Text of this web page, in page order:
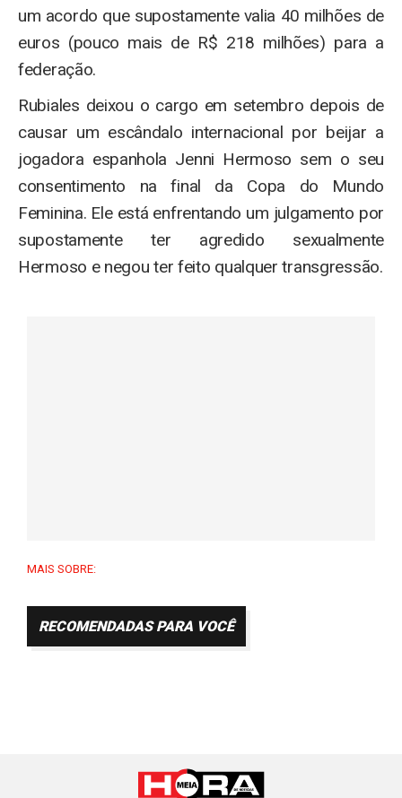
um acordo que supostamente valia 40 milhões de
euros (pouco mais de R$ 218 milhões) para a
federação.
Rubiales deixou o cargo em setembro depois de
causar um escândalo internacional por beijar a
jogadora espanhola Jenni Hermoso sem o seu
consentimento na final da Copa do Mundo
Feminina. Ele está enfrentando um julgamento por
supostamente ter agredido sexualmente
Hermoso e negou ter feito qualquer transgressão.
MAIS SOBRE:
RECOMENDADAS PARA VOCÊ